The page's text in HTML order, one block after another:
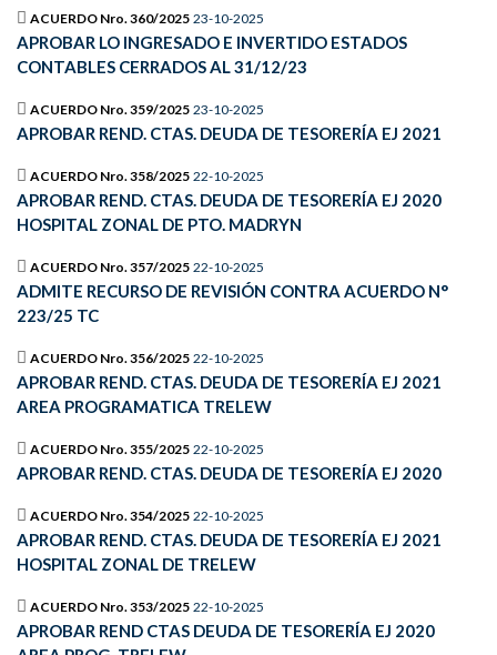
ACUERDO Nro. 360/2025 23-10-2025
APROBAR LO INGRESADO E INVERTIDO ESTADOS
CONTABLES CERRADOS AL 31/12/23
ACUERDO Nro. 359/2025 23-10-2025
APROBAR REND. CTAS. DEUDA DE TESORERÍA EJ 2021
ACUERDO Nro. 358/2025 22-10-2025
APROBAR REND. CTAS. DEUDA DE TESORERÍA EJ 2020
HOSPITAL ZONAL DE PTO. MADRYN
ACUERDO Nro. 357/2025 22-10-2025
ADMITE RECURSO DE REVISIÓN CONTRA ACUERDO N°
223/25 TC
ACUERDO Nro. 356/2025 22-10-2025
APROBAR REND. CTAS. DEUDA DE TESORERÍA EJ 2021
AREA PROGRAMATICA TRELEW
ACUERDO Nro. 355/2025 22-10-2025
APROBAR REND. CTAS. DEUDA DE TESORERÍA EJ 2020
ACUERDO Nro. 354/2025 22-10-2025
APROBAR REND. CTAS. DEUDA DE TESORERÍA EJ 2021
HOSPITAL ZONAL DE TRELEW
ACUERDO Nro. 353/2025 22-10-2025
APROBAR REND CTAS DEUDA DE TESORERÍA EJ 2020